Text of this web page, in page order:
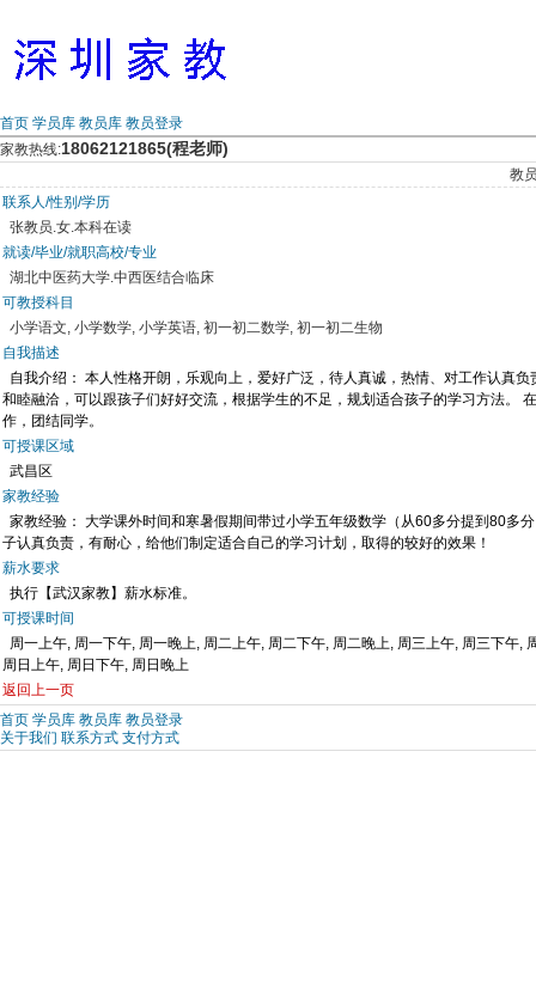
首页 学员库 教员库 教员登录
家教热线:18062121865(程老师)
教
联系人/性别/学历
张教员.女.本科在读
就读/毕业/就职高校/专业
湖北中医药大学.中西医结合临床
可教授科目
小学语文, 小学数学, 小学英语, 初一初二数学, 初一初二生物
自我描述
自我介绍： 本人性格开朗，乐观向上，爱好广泛，待人真诚，热情、对工作认真
和睦融洽，可以跟孩子们好好交流，根据学生的不足，规划适合孩子的学习方法。
作，团结同学。
可授课区域
武昌区
家教经验
家教经验： 大学课外时间和寒暑假期间带过小学五年级数学（从60多分提到80多
子认真负责，有耐心，给他们制定适合自己的学习计划，取得的较好的效果！
薪水要求
执行【武汉家教】薪水标准。
可授课时间
周一上午, 周一下午, 周一晚上, 周二上午, 周二下午, 周二晚上, 周三上午, 周三下午
周日上午, 周日下午, 周日晚上
返回上一页
首页 学员库 教员库 教员登录
关于我们 联系方式 支付方式